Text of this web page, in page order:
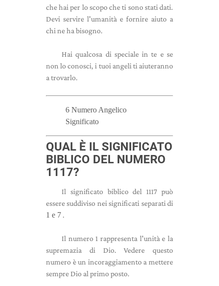
che hai per lo scopo che ti sono stati dati.
Devi servire l'umanità e fornire aiuto a
chi ne ha bisogno.
Hai qualcosa di speciale in te e se
non lo conosci, i tuoi angeli ti aiuteranno
a trovarlo.
6 Numero Angelico
Significato
QUAL È IL SIGNIFICATO
BIBLICO DEL NUMERO
1117?
Il significato biblico del 1117 può
essere suddiviso nei significati separati di
1 e 7 .
Il numero 1 rappresenta l'unità e la
supremazia di Dio. Vedere questo
numero è un incoraggiamento a mettere
sempre Dio al primo posto.